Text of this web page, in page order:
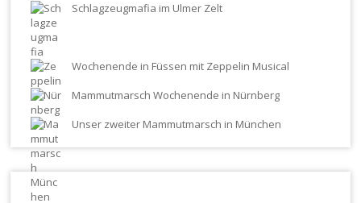
Schlagzeugmafia im Ulmer Zelt
Wochenende in Füssen mit Zeppelin Musical
Mammutmarsch Wochenende in Nürnberg
Unser zweiter Mammutmarsch in München